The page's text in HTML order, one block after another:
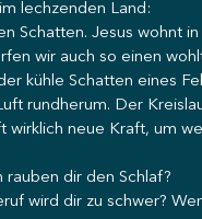
lechzenden Land:
Schatten. Jesus wohnt
wir auch so einen
kühle Schatten eines
rundherum. Der
neue Kraft, um
dir den Schlaf?
wird dir zu schwer?